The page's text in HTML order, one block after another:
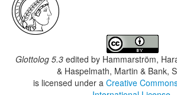
Glottolog 5.3 edited by Hammarström,
& Haspelmath, Martin & Bank,
is licensed under a Creative